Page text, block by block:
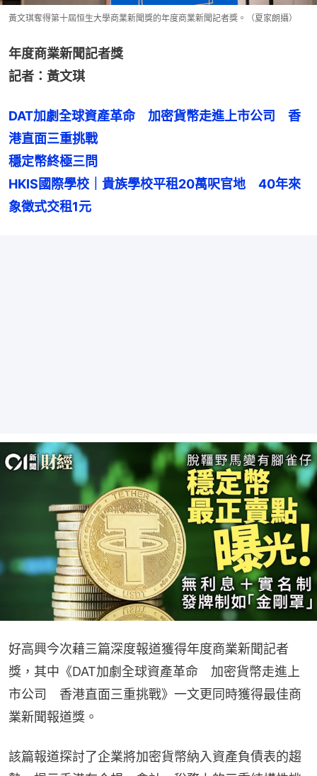
黃文琪奪得第十屆恒生大學商業新聞獎的年度商業新聞記者獎。（夏家朗攝）
年度商業新聞記者獎
記者：黃文琪
DAT加劇全球資產革命　加密貨幣走進上市公司　香
港直面三重挑戰
穩定幣終極三問
HKIS國際學校｜貴族學校平租20萬呎官地　40年來
象徵式交租1元
好高興今次藉三篇深度報道獲得年度商業新聞記者
獎，其中《DAT加劇全球資產革命　加密貨幣走進上
市公司　香港直面三重挑戰》一文更同時獲得最佳商
業新聞報道獎。
該篇報道探討了企業將加密貨幣納入資產負債表的趨